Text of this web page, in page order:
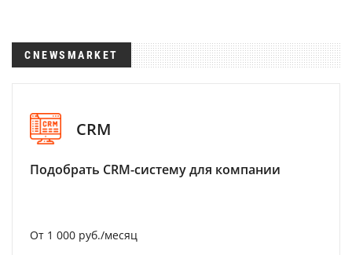
CNEWSMARKET
CRM
Подобрать CRM-систему для компании
От 1 000 руб./месяц